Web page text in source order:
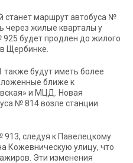
станет маршрут автобуса №
через жилые кварталы у
будет продлен до жилого
Щербинке.
будут иметь более
ближе к
и МЦД. Новая
№ 814 возле станции
913, следуя к Павелецкому
Кожевническую улицу, что
Эти изменения